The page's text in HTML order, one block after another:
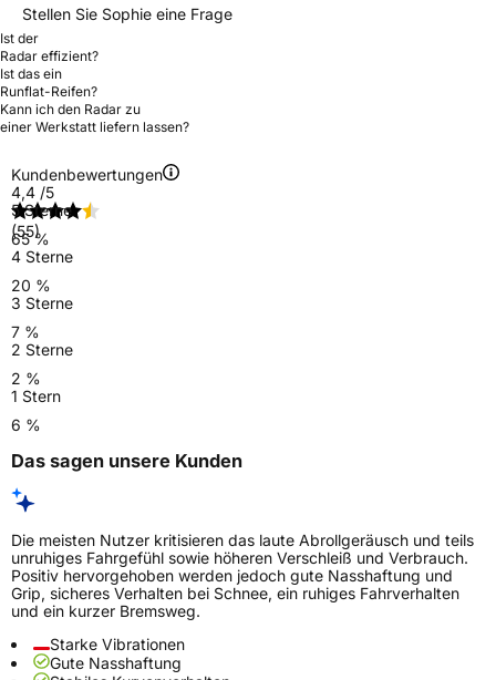
Stellen Sie Sophie eine Frage
Ist der
Radar effizient?
Ist das ein
Runflat-Reifen?
Kann ich den Radar zu
einer Werkstatt liefern lassen?
Kundenbewertungen
4,4 /5
(55)
5 Sterne
65 %
4 Sterne
20 %
3 Sterne
7 %
2 Sterne
2 %
1 Stern
6 %
Das sagen unsere Kunden
Die meisten Nutzer kritisieren das laute Abrollgeräusch und teils
unruhiges Fahrgefühl sowie höheren Verschleiß und Verbrauch.
Positiv hervorgehoben werden jedoch gute Nasshaftung und
Grip, sicheres Verhalten bei Schnee, ein ruhiges Fahrverhalten
und ein kurzer Bremsweg.
Starke Vibrationen
Gute Nasshaftung